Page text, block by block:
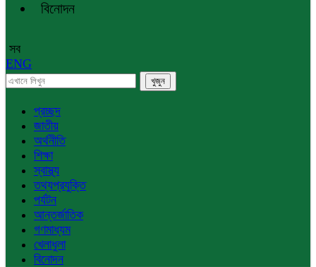
বিনোদন
সব
ENG
প্রচ্ছদ
জাতীয়
অর্থনীতি
শিক্ষা
স্বাস্থ্য
তথ্যপ্রযুক্তি
পর্যটন
আন্তর্জাতিক
গণমাধ্যম
খেলাধুলা
বিনোদন